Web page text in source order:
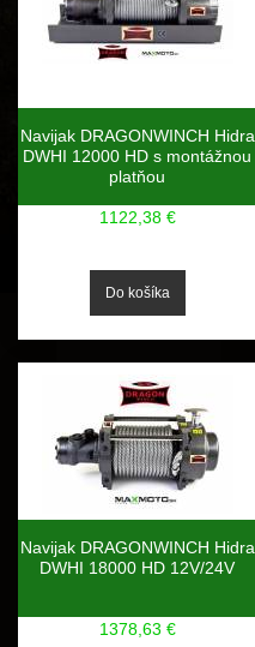
Navijak DRAGONWINCH Hidra
DWHI 12000 HD s montážnou
platňou
1122,38 €
Navijak DRAGONWINCH Hidra
DWHI 18000 HD 12V/24V
1378,63 €